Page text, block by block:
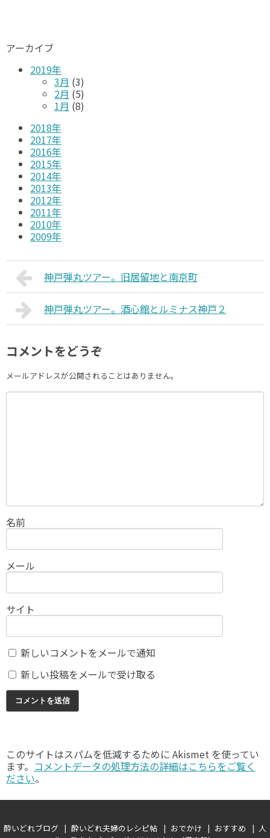
アーカイブ
2019年
3月 (3)
2月 (5)
1月 (8)
2018年
2017年
2016年
2015年
2014年
2013年
2012年
2011年
2010年
2009年
神戸弾丸ツアー。旧居留地と南京町
神戸弾丸ツアー。酒心館とルミナス神戸２
コメントをどうぞ
メールアドレスが公開されることはありません。
名前
メール
サイト
新しいコメントをメールで通知
新しい投稿をメールで受け取る
このサイトはスパムを低減するために Akismet を使ってい
ます。 コメントデータの処理方法の詳細はこちらをご覧く
ださい。
酔いどれブログ 酔いどれ夫婦のレシピ帖 おでかけ おすすめ
人